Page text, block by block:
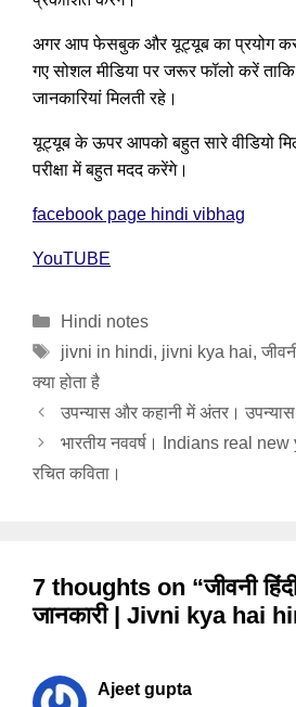
अगर आप फेसबुक और यूट्यूब का प्रयोग
गए सोशल मीडिया पर जरूर फॉलो करें
जानकारियां मिलती रहे।
यूट्यूब के ऊपर आपको बहुत सारे वीडियो
परीक्षा में बहुत मदद करेंगे।
facebook page hindi vibhag
YouTUBE
Categories
Hindi notes
Tags
jivni in hindi, jivni kya hai,
क्या होता है
उपन्यास और कहानी में अंतर।
भारतीय नववर्ष। Indians real new
रचित कविता।
7 thoughts on “जीवनी हिंदी
जानकारी | Jivni kya hai
Ajeet gupta